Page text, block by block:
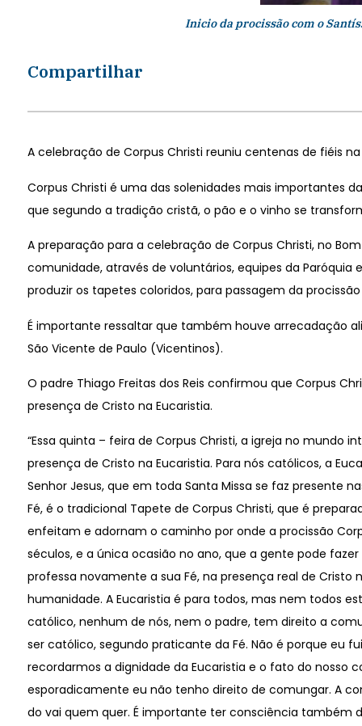
Inicio da procissão com o
Compartilhar
A celebração de Corpus Christi reuniu centenas de fiéis
Corpus Christi é uma das solenidades mais importantes
que segundo a tradição cristã, o pão e o vinho se
A preparação para a celebração de Corpus Christi, no
comunidade, através de voluntários, equipes da
produzir os tapetes coloridos, para passagem da
É importante ressaltar que também houve arrecadação
São Vicente de Paulo (Vicentinos).
O padre Thiago Freitas dos Reis confirmou que Corpus
presença de Cristo na Eucaristia.
“Essa quinta – feira de Corpus Christi, a igreja no mundo
presença de Cristo na Eucaristia. Para nós católicos, a
Senhor Jesus, que em toda Santa Missa se faz presente
Fé, é o tradicional Tapete de Corpus Christi, que é
enfeitam e adornam o caminho por onde a procissão
séculos, e a única ocasião no ano, que a gente pode
professa novamente a sua Fé, na presença real de Cristo
humanidade. A Eucaristia é para todos, mas nem todos
católico, nenhum de nós, nem o padre, tem direito a
ser católico, segundo praticante da Fé. Não é porque eu
recordarmos a dignidade da Eucaristia e o fato do nosso
esporadicamente eu não tenho direito de comungar. A
do vai quem quer. É importante ter consciência também